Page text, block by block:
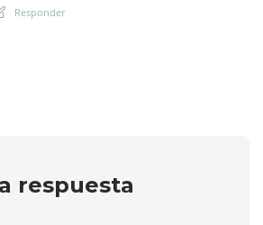
Responder
respuesta